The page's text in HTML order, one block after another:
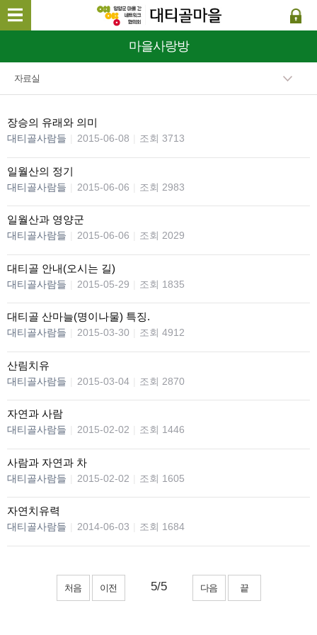
마을사랑방
자료실
장승의 유래와 의미
대티골사람들 2015-06-08 조회 3713
일월산의 정기
대티골사람들 2015-06-06 조회 2983
일월산과 영양군
대티골사람들 2015-06-06 조회 2029
대티골 안내(오시는 길)
대티골사람들 2015-05-29 조회 1835
대티골 산마늘(명이나물) 특징.
대티골사람들 2015-03-30 조회 4912
산림치유
대티골사람들 2015-03-04 조회 2870
자연과 사람
대티골사람들 2015-02-02 조회 1446
사람과 자연과 차
대티골사람들 2015-02-02 조회 1605
자연치유력
대티골사람들 2014-06-03 조회 1684
처음 이전 다음 끝